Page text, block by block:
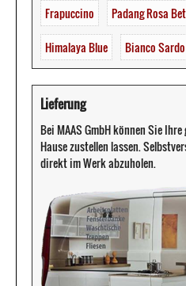
Frapuccino Padang Rosa
Himalaya Blue Bianco Sardo
Lieferung
Bei MAAS GmbH können Sie
Hause zustellen lassen.
direkt im Werk abzuholen.